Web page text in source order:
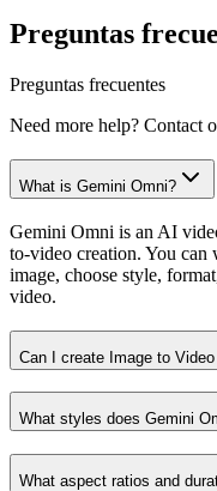
Preguntas
Preguntas frecuentes
Need more help? Contact
What is Gemini Omni?
Gemini Omni is an AI
to-video creation. You can
image, choose style,
video.
Can I create Image to
What styles does Gemini
What aspect ratios and